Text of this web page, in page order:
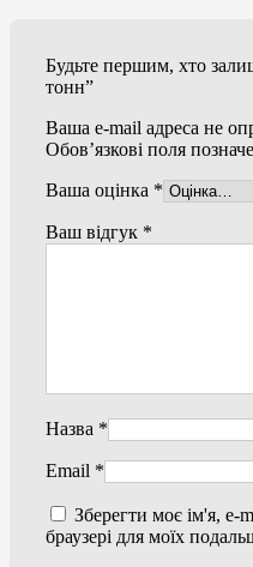
Будьте першим, хто
тонн”
Ваша e-mail адреса не
Обов’язкові поля
Ваша оцінка *
Ваш відгук *
Назва *
Email *
Зберегти моє ім'я, e-
браузері для моїх